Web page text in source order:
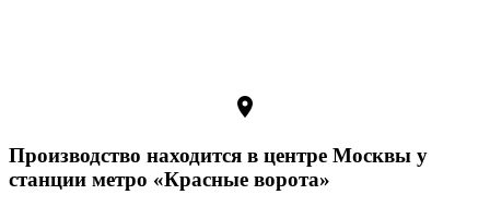
room
Производство находится в центре Москвы у
станции метро «Красные ворота»